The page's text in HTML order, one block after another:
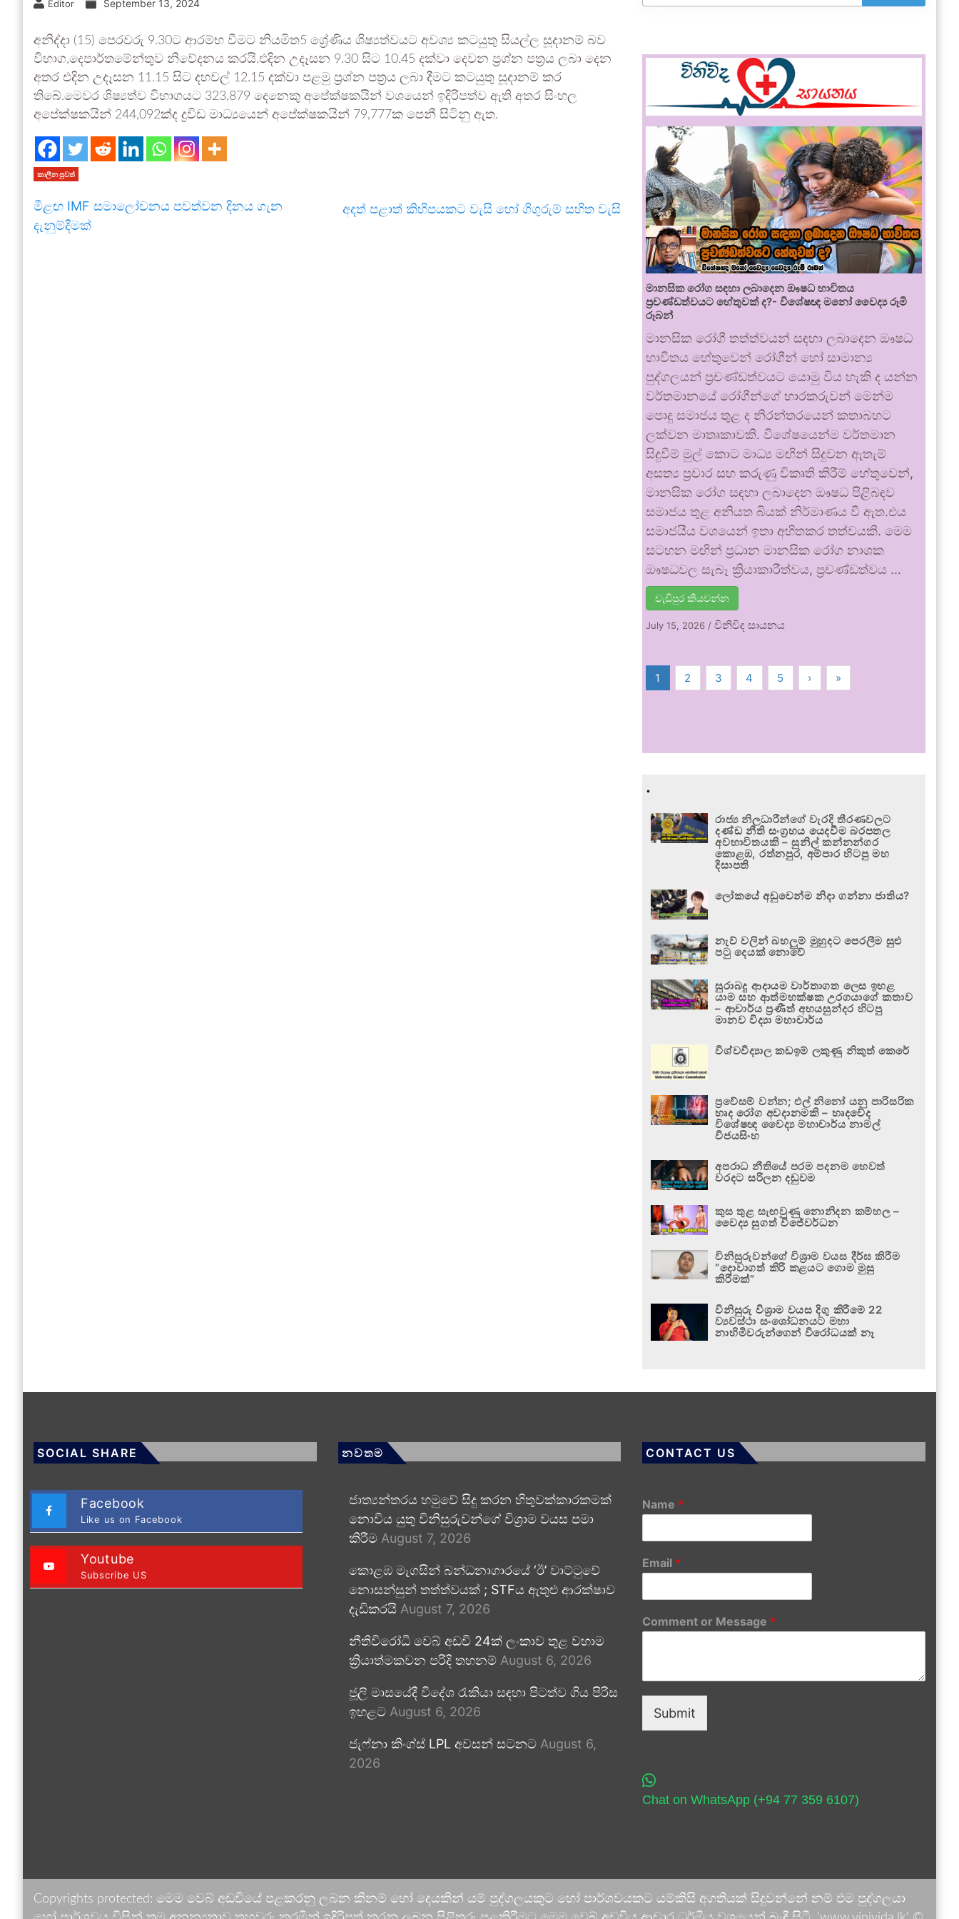
Editor September 13, 2024
අනිද්දා (15) පෙරවරු 9.30ට ආරම්භ වීමට නියමිත5 ශ්‍රේණිය ශිෂ්‍යත්වයට අවශ්‍ය කටයුතු සියල්ල සූදානම් බව
විභාග,දෙපාර්තමේන්තුව නිවේදනය කරයි.එදින උදෑසන 9.30 සිට 10.45 දක්වා දෙවන ප්‍රශ්න පත්‍රය ලබා දෙන
අතර එදින උදෑසන 11.15 සිට දහවල් 12.15 දක්වා පළමු ප්‍රශ්න පත්‍රය ලබා දීමට කටයුතු සූදානම් කර
තිබේ.මෙවර ශිෂ්‍යත්ව විභාගයට 323,879 දෙනෙකු අපේක්ෂකයින් වශයෙන් ඉදිරිපත්ව ඇති අතර සිංහල
අපේක්ෂකයින් 244,092ක්ද ද්‍රවිඩ මාධ්‍යයෙන් අපේක්ෂකයින් 79,777ක පෙනී සිටිනු ඇත.
කාලීන පුවත්
මීළඟ IMF සමාලෝචනය පවත්වන දිනය ගැන
දැනුම්දීමක්
අදත් පළාත් කිහිපයකට වැසි හෝ ගිගුරුම් සහිත වැසි
මානසික රෝග සඳහා ලබාදෙන ඖෂධ භාවිතය
ප්‍රචණ්ඩත්වයට හේතුවක් ද?- විශේෂඥ මනෝ වෛද්‍ය රූමි
රූබන්
මානසික රෝගී තත්ත්වයන් සඳහා ලබාදෙන ඖෂධ
භාවිතය හේතුවෙන් රෝගීන් හෝ සාමාන්‍ය
පුද්ගලයන් ප්‍රචණ්ඩත්වයට යොමු විය හැකි ද යන්න
වර්තමානයේ රෝගීන්ගේ භාරකරුවන් මෙන්ම
පොදු සමාජය තුළ ද නිරන්තරයෙන් කතාබහට
ලක්වන මාතෘකාවකි. විශේෂයෙන්ම වර්තමාන
සිදුවීම් මුල් කොට මාධ්‍ය මඟින් සිදුවන ඇතැම්
අසත්‍ය ප්‍රචාර සහ කරුණු විකෘති කිරීම් හේතුවෙන්,
මානසික රෝග සඳහා ලබාදෙන ඖෂධ පිළිබඳව
සමාජය තුළ අනියත බියක් නිර්මාණය වී ඇත.එය
සමාජයීය වශයෙන් ඉතා අහිතකර තත්වයකි. මෙම
සටහන මඟින් ප්‍රධාන මානසික රෝග නාශක
ඖෂධවල සැබෑ ක්‍රියාකාරීත්වය, ප්‍රචණ්ඩත්වය …
වැඩිපුර කියවන්න
July 15, 2026 /විනිවිද සායනය
1 2 3 4 5 › »
.
රාජ්‍ය නිලධාරීන්ගේ වැරදි තීරණවලට
දණ්ඩ නීති සංග්‍රහය යෙදවීම බරපතල
අවභාවිතයකි – සුනිල් කන්නන්ගර
කොළඹ, රත්නපුර, අම්පාර හිටපු මහ
දිසාපති
ලෝකයේ අඩුවෙන්ම නිදා ගන්නා ජාතිය?
නැව් වලින් බහලුම් මුහුදට පෙරලීම සුළු
පටු දෙයක් නොවේ
සුරාබදු ආදායම වාර්තාගත ලෙස ඉහළ
යාම සහ ආත්මභක්ෂක උරගයාගේ කතාව
– ආචාර්ය ප්‍රණීත් අභයසුන්දර හිටපු
මානව විද්‍යා මහාචාර්ය
විශ්වවිද්‍යාල කඩඉම් ලකුණු නිකුත් කෙරේ
ප්‍රවේසම් වන්න; එල් නිනෝ යනු පාරිසරික
හෘද රෝග අවදානමකි – හෘදවේද
විශේෂඥ වෛද්‍ය මහාචාර්ය නාමල්
විජයසිංහ
අපරාධ නීතියේ පරම පදනම හෙවත්
වරදට සරිලන දඬුවම
කුස තුළ සැඟවුණු නොනිදන කම්හල –
වෛද්‍ය සුගත් විජේවර්ධන
විනිසුරුවන්ගේ විශ්‍රාම වයස දීර්ඝ කිරීම
“දොවාගත් කිරි කළයට ගොම මුසු
කිරීමක්”
විනිසුරු විශ්‍රාම වයස දිගු කිරීමේ 22
ව්‍යවස්ථා සංශෝධනයට මහා
නාහිමිවරුන්ගෙන් විරෝධයක් නෑ
SOCIAL SHARE
Facebook
Like us on Facebook
Youtube
Subscribe US
නවතම
ජාත්‍යන්තරය හමුවේ සිදු කරන හිතුවක්කාරකමක්
නොවිය යුතු විනිසුරුවන්ගේ විශ්‍රාම වයස පමා
කිරීම August 7, 2026
කොළඹ මැගසින් බන්ධනාගාරයේ ‘ඊ’ වාට්ටුවේ
නොසන්සුන් තත්ත්වයක් ; STFය ඇතුළු ආරක්ෂාව
දැඩිකරයි August 7, 2026
නීතිවිරෝධී වෙබ් අඩවි 24ක් ලංකාව තුළ වහාම
ක්‍රියාත්මකවන පරිදි තහනම් August 6, 2026
ජූලි මාසයේදී විදේශ රැකියා සඳහා පිටත්ව ගිය පිරිස
ඉහළට August 6, 2026
ජැෆ්නා කිංග්ස් LPL අවසන් සටනට August 6,
2026
CONTACT US
Name *
Email *
Comment or Message *
Submit
Chat on WhatsApp (+94 77 359 6107)
Copyrights protected: මෙම වෙබ් අඩවියේ පළකරනු ලබන කිනම් හෝ දෙයකින් යම් පුද්ගලයකුට හෝ පාර්ශවයකට යම්කිසි අගතියක් සිදුවන්නේ නම් එම පුද්ගලයා